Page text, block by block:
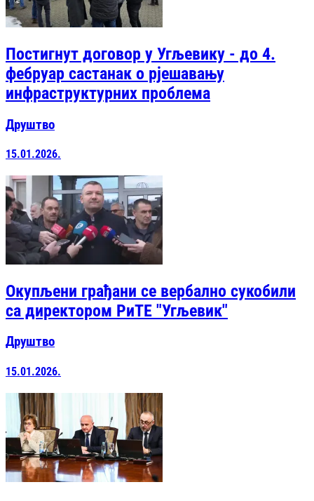
Постигнут договор у Угљевику - до 4.
фебруар састанак о рјешавању
инфраструктурних проблема
Друштво
15.01.2026.
Окупљени грађани се вербално сукобили
са директором РиТЕ "Угљевик"
Друштво
15.01.2026.